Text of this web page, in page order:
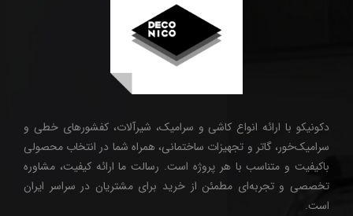
دکونیکو با ارائه انواع کاشی و سرامیک، شیرآلات، کفشورهای خطی و
سرامیک‌خور، گاتر و تجهیزات ساختمانی، همراه شما در انتخاب محصولی
باکیفیت و متناسب با هر پروژه است. رسالت ما ارائه کیفیت، مشاوره
تخصصی و تجربه‌ای مطمئن از خرید برای مشتریان در سراسر ایران
است.